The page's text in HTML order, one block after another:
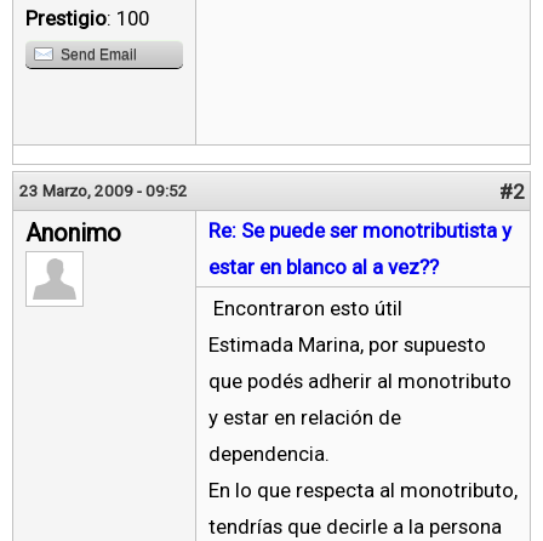
Prestigio: 100
Send Email
23 Marzo, 2009 - 09:52 #2
Anonimo
Re: Se puede ser monotributista y
estar en blanco al a vez??
Encontraron esto útil
Estimada Marina, por supuesto
que podés adherir al monotributo
y estar en relación de
dependencia.
En lo que respecta al monotributo,
tendrías que decirle a la persona